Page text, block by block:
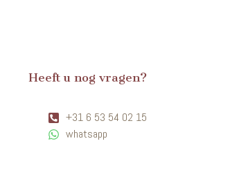
Heeft u nog vragen?
+31 6 53 54 02 15
whatsapp